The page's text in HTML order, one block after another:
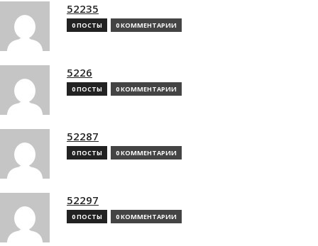
52235
0 ПОСТЫ 0 КОММЕНТАРИИ
5226
0 ПОСТЫ 0 КОММЕНТАРИИ
52287
0 ПОСТЫ 0 КОММЕНТАРИИ
52297
0 ПОСТЫ 0 КОММЕНТАРИИ